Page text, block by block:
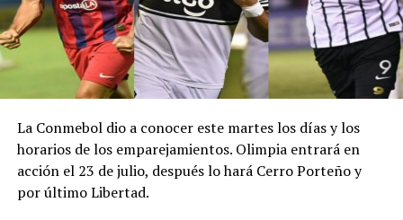
«Desafortunadamente, los intentos de recuperar los
restos de la aeronave no tuvieron éxito antes de que las
malas condiciones meteorológicas obligaran a detener
las operaciones. El pronóstico del tiempo para el futuro
previsible es deficiente y, por lo tanto, se tomó la difícil
El Geo Ocean III trabajó con un submarino controlado a
distancia, ROV, que permitió obtener un «extenso
registro de video», que proporcionará evidencia para
La Conmebol dio a conocer este martes los días y los
horarios de los emparejamientos. Olimpia entrará en
acción el 23 de julio, después lo hará Cerro Porteño y
por último Libertad.